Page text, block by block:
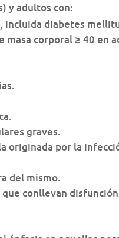
y adultos con:
incluida diabetes
corporal ≥ 40 en
graves.
originada por la
del mismo.
conllevan